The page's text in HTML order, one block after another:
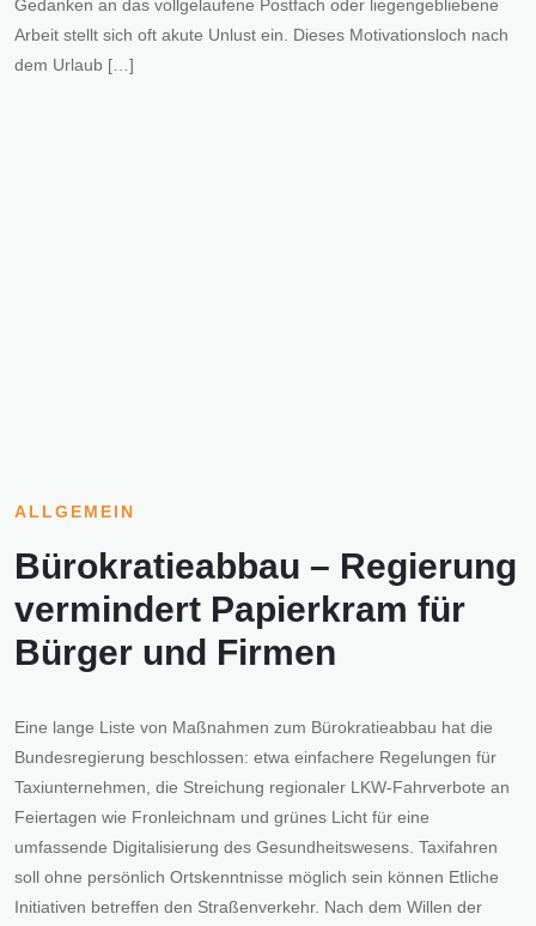
Gedanken an das vollgelaufene Postfach oder liegengebliebene
Arbeit stellt sich oft akute Unlust ein. Dieses Motivationsloch nach
dem Urlaub […]
ALLGEMEIN
Bürokratieabbau – Regierung
vermindert Papierkram für
Bürger und Firmen
Eine lange Liste von Maßnahmen zum Bürokratieabbau hat die
Bundesregierung beschlossen: etwa einfachere Regelungen für
Taxiunternehmen, die Streichung regionaler LKW-Fahrverbote an
Feiertagen wie Fronleichnam und grünes Licht für eine
umfassende Digitalisierung des Gesundheitswesens. Taxifahren
soll ohne persönlich Ortskenntnisse möglich sein können Etliche
Initiativen betreffen den Straßenverkehr. Nach dem Willen der